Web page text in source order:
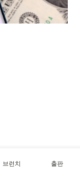
브런치 출판